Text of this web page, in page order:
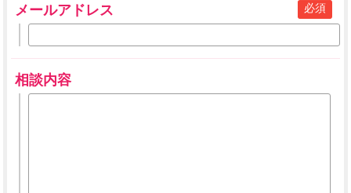
メールアドレス 必須
相談内容